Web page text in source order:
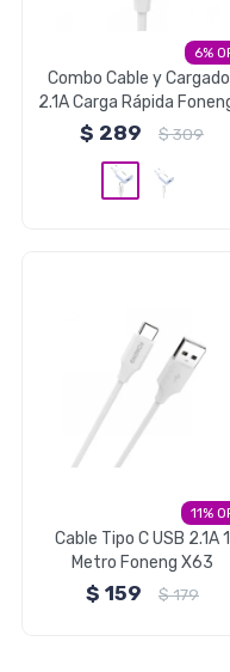
6
Combo Cable y
2.1A Carga Rápida
Tipo C
$ 289 $309
11
Cable Tipo C USB 2.1A 1
Metro Foneng X63
$ 159 $179